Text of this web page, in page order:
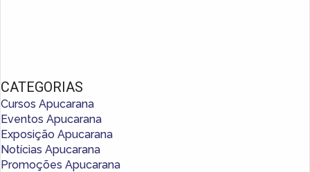
CATEGORIAS
Cursos Apucarana
Eventos Apucarana
Exposição Apucarana
Notícias Apucarana
Promoções Apucarana